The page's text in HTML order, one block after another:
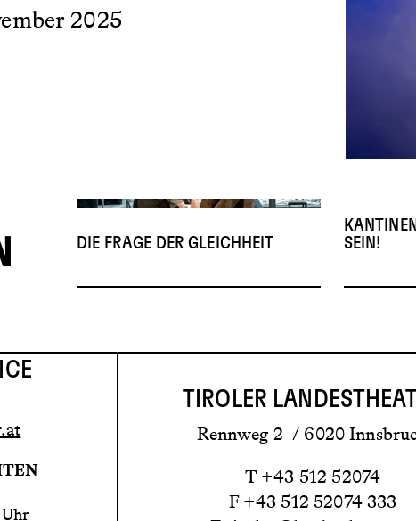
2025
DIE FRAGE DER GLEICHHEIT
SEIN!
TIROLER
Rennweg 2 / 6020
T +43 512 52074
F +43 512 52074 333